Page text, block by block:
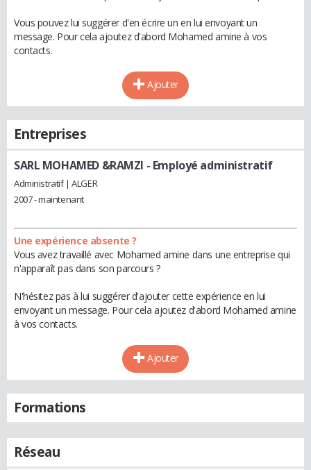
Vous pouvez lui suggérer d'en écrire un en lui envoyant un
message. Pour cela ajoutez d'abord Mohamed amine à vos
contacts.
Ajouter
Entreprises
SARL MOHAMED &RAMZI - Employé administratif
Administratif | ALGER
2007 - maintenant
Une expérience absente ?
Vous avez travaillé avec Mohamed amine dans une entreprise qui
n'apparaît pas dans son parcours ?
N'hésitez pas à lui suggérer d'ajouter cette expérience en lui
envoyant un message. Pour cela ajoutez d'abord Mohamed amine
à vos contacts.
Ajouter
Formations
Réseau